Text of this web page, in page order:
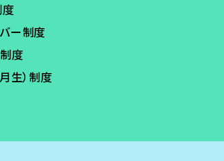
ー制度
度
生）制度